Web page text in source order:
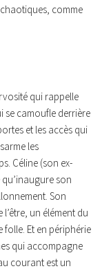
comme
qui rappelle
se camoufle derrière
et les accès qui
les
Céline (son ex-
son
Son
un élément du
Et en périphérie
qui accompagne
courant est un